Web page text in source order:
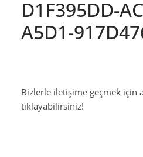
D1F395DD-
A5D1-
Bizlerle iletişime geçmek için
tıklayabilirsiniz!